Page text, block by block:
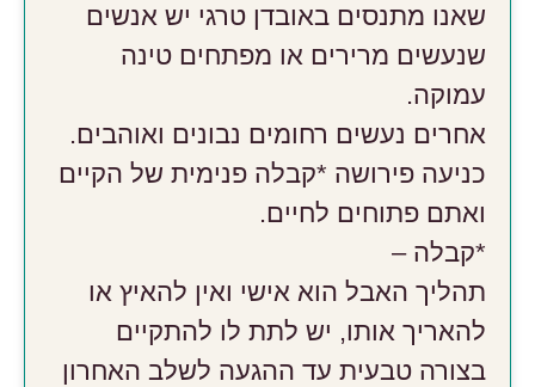
שאנו מתנסים באובדן טרגי יש אנשים
שנעשים מרירים או מפתחים טינה
עמוקה.
אחרים נעשים רחומים נבונים ואוהבים.
כניעה פירושה *קבלה פנימית של הקיים
ואתם פתוחים לחיים.
*קבלה –
תהליך האבל הוא אישי ואין להאיץ או
להאריך אותו, יש לתת לו להתקיים
בצורה טבעית עד ההגעה לשלב האחרון